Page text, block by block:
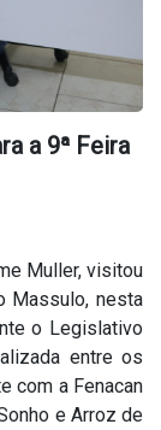
a 9ª Feira
Muller, visitou
Massulo, nesta
o Legislativo
entre os
com a Fenacan
e Arroz de